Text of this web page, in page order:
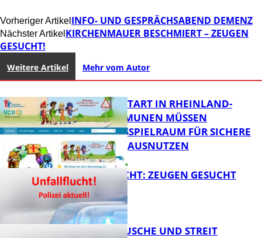
Vorheriger Artikel INFO- UND GESPRÄCHSABEND DEMENZ
Nächster Artikel KIRCHENMAUER BESCHMIERT – ZEUGEN
GESUCHT!
Weitere Artikel Mehr vom Autor
ZUM SCHULSTART IN RHEINLAND-
PFALZ: KOMMUNEN MÜSSEN
HANDLUNGSSPIELRAUM FÜR SICHERE
SCHULWEGE AUSNUTZEN
UNFALLFLUCHT: ZEUGEN GESUCHT
KNALLGERÄUSCHE UND STREIT